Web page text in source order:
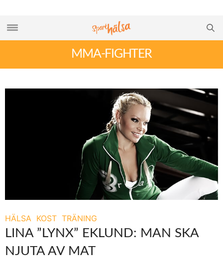
MMA-FIGHTER
HÄLSA KOST TRÄNING
LINA ”LYNX” EKLUND: MAN SKA
NJUTA AV MAT